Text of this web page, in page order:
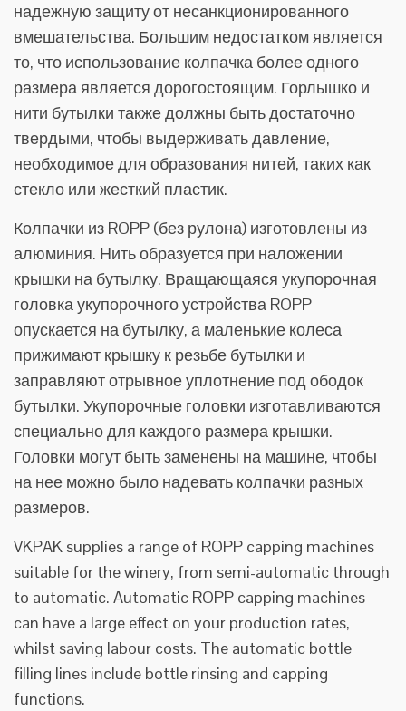
надежную защиту от несанкционированного
вмешательства. Большим недостатком является
то, что использование колпачка более одного
размера является дорогостоящим. Горлышко и
нити бутылки также должны быть достаточно
твердыми, чтобы выдерживать давление,
необходимое для образования нитей, таких как
стекло или жесткий пластик.
Колпачки из ROPP (без рулона) изготовлены из
алюминия. Нить образуется при наложении
крышки на бутылку. Вращающаяся укупорочная
головка укупорочного устройства ROPP
опускается на бутылку, а маленькие колеса
прижимают крышку к резьбе бутылки и
заправляют отрывное уплотнение под ободок
бутылки. Укупорочные головки изготавливаются
специально для каждого размера крышки.
Головки могут быть заменены на машине, чтобы
на нее можно было надевать колпачки разных
размеров.
VKPAK supplies a range of ROPP capping machines
suitable for the winery, from semi-automatic through
to automatic. Automatic ROPP capping machines
can have a large effect on your production rates,
whilst saving labour costs. The automatic bottle
filling lines include bottle rinsing and capping
functions.